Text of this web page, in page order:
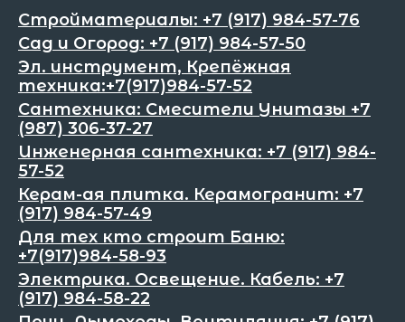
Стройматериалы: +7 (917) 984-57-76
Сад и Огород: +7 (917) 984-57-50
Эл. инструмент, Крепёжная
техника:+7(917)984-57-52
Сантехника: Смесители Унитазы +7
(987) 306-37-27
Инженерная сантехника: +7 (917) 984-
57-52
Керам-ая плитка. Керамогранит: +7
(917) 984-57-49
Для тех кто строит Баню:
+7(917)984-58-93
Электрика. Освещение. Кабель: +7
(917) 984-58-22